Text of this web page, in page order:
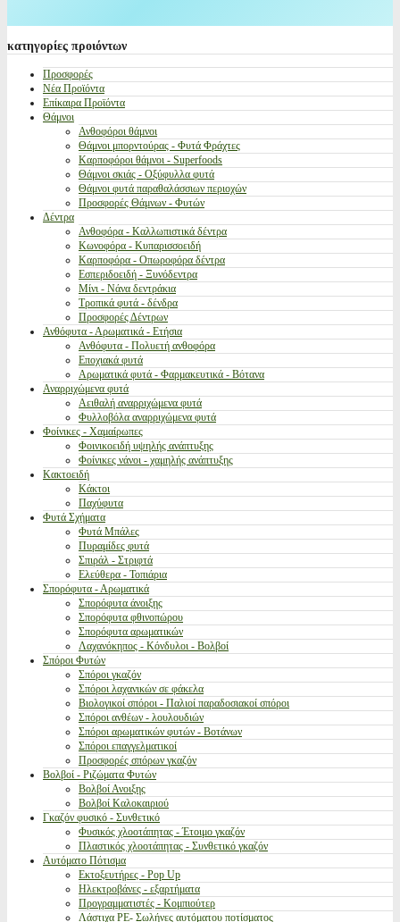
κατηγορίες προιόντων
Προσφορές
Νέα Προϊόντα
Επίκαιρα Προϊόντα
Θάμνοι
Ανθοφόροι θάμνοι
Θάμνοι μπορντούρας - Φυτά Φράχτες
Καρποφόροι θάμνοι - Superfoods
Θάμνοι σκιάς - Οξύφυλλα φυτά
Θάμνοι φυτά παραθαλάσσιων περιοχών
Προσφορές Θάμνων - Φυτών
Δέντρα
Ανθοφόρα - Καλλωπιστικά δέντρα
Κωνοφόρα - Κυπαρισσοειδή
Καρποφόρα - Οπωροφόρα δέντρα
Εσπεριδοειδή - Ξυνόδεντρα
Μίνι - Νάνα δεντράκια
Τροπικά φυτά - δένδρα
Προσφορές Δέντρων
Ανθόφυτα - Αρωματικά - Ετήσια
Ανθόφυτα - Πολυετή ανθοφόρα
Εποχιακά φυτά
Αρωματικά φυτά - Φαρμακευτικά - Βότανα
Αναρριχώμενα φυτά
Αειθαλή αναρριχώμενα φυτά
Φυλλοβόλα αναρριχώμενα φυτά
Φοίνικες - Χαμαίρωπες
Φοινικοειδή υψηλής ανάπτυξης
Φοίνικες νάνοι - χαμηλής ανάπτυξης
Κακτοειδή
Κάκτοι
Παχύφυτα
Φυτά Σχήματα
Φυτά Μπάλες
Πυραμίδες φυτά
Σπιράλ - Στριφτά
Ελεύθερα - Τοπιάρια
Σπορόφυτα - Αρωματικά
Σπορόφυτα άνοιξης
Σπορόφυτα φθινοπώρου
Σπορόφυτα αρωματικών
Λαχανόκηπος - Κόνδυλοι - Βολβοί
Σπόροι Φυτών
Σπόροι γκαζόν
Σπόροι λαχανικών σε φάκελα
Βιολογικοί σπόροι - Παλιοί παραδοσιακοί σπόροι
Σπόροι ανθέων - λουλουδιών
Σπόροι αρωματικών φυτών - Βοτάνων
Σπόροι επαγγελματικοί
Προσφορές σπόρων γκαζόν
Βολβοί - Ριζώματα Φυτών
Βολβοί Ανοιξης
Βολβοί Καλοκαιριού
Γκαζόν φυσικό - Συνθετικό
Φυσικός χλοοτάπητας - Έτοιμο γκαζόν
Πλαστικός χλοοτάπητας - Συνθετικό γκαζόν
Αυτόματο Πότισμα
Εκτοξευτήρες - Pop Up
Ηλεκτροβάνες - εξαρτήματα
Προγραμματιστές - Κομπιούτερ
Λάστιχα PE- Σωλήνες αυτόματου ποτίσματος